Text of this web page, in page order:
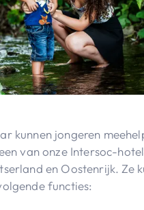
kunnen jongeren
van onze Intersoc-
en Oostenrijk. Ze
functies: